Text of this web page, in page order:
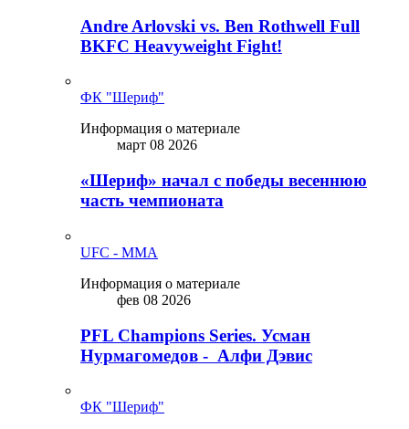
Andre Arlovski vs. Ben Rothwell Full
BKFC Heavyweight Fight!
ФК "Шериф"
Информация о материале
март 08 2026
«Шериф» начал с победы весеннюю
часть чемпионата
UFC - MMA
Информация о материале
фев 08 2026
PFL Champions Series. Усман
Нурмагомедов - Алфи Дэвис
ФК "Шериф"